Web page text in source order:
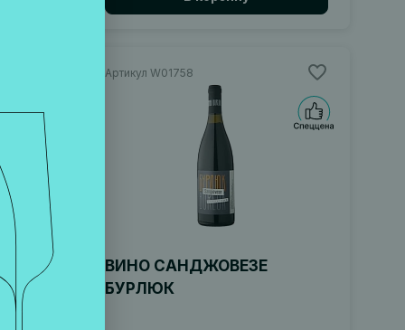
Артикул W01758
ВИНО САНДЖОВЕЗЕ
БУРЛЮК